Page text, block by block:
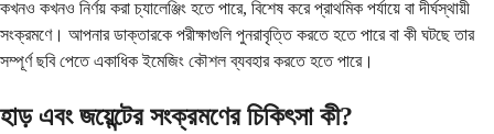
কখনও কখনও নির্ণয় করা চ্যালেঞ্জিং হতে পারে, বিশেষ করে প্রাথমিক পর্যায়ে বা দীর্ঘস্থায়ী
সংক্রমণে। আপনার ডাক্তারকে পরীক্ষাগুলি পুনরাবৃত্তি করতে হতে পারে বা কী ঘটছে তার
সম্পূর্ণ ছবি পেতে একাধিক ইমেজিং কৌশল ব্যবহার করতে হতে পারে।
হাড় এবং জয়েন্টের সংক্রমণের চিকিৎসা কী?